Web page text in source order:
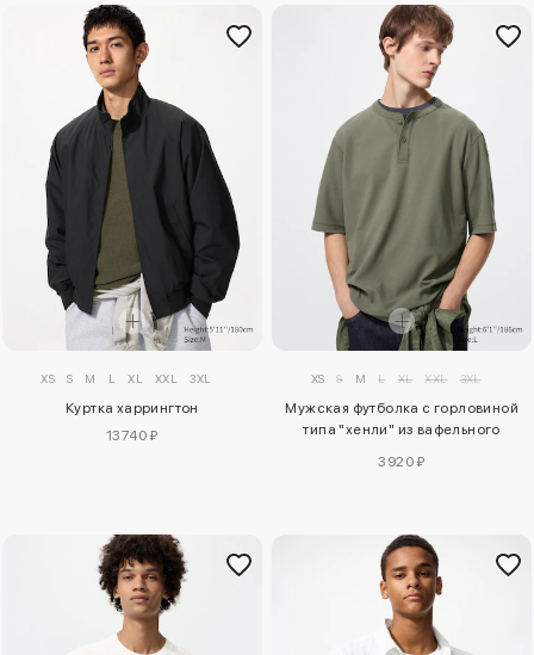
XS S M L XL XXL 3XL
Куртка харрингтон
13740 ₽
XS S M L XL XXL 3XL
Мужская футболка с горловиной
типа "хенли" из вафельного
3920 ₽